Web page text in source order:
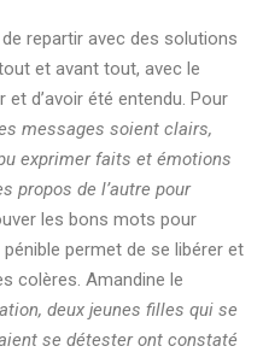
de repartir avec des solutions
et avant tout, avec le
et d’avoir été entendu. Pour
messages soient clairs,
exprimer faits et émotions
propos de l’autre pour
les bons mots pour
permet de se libérer et
colères. Amandine le
deux jeunes filles qui se
se détester ont constaté